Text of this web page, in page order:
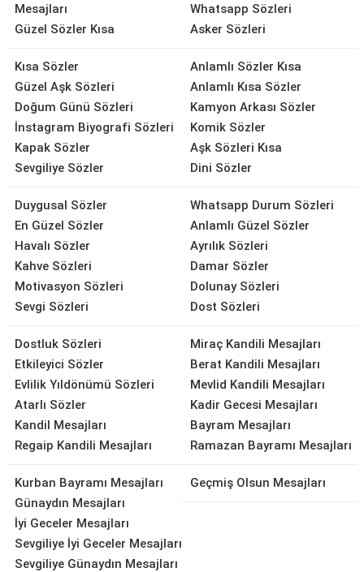
Mesajları
Güzel Sözler Kısa
Whatsapp Sözleri
Asker Sözleri
Kısa Sözler
Güzel Aşk Sözleri
Doğum Günü Sözleri
İnstagram Biyografi Sözleri
Kapak Sözler
Sevgiliye Sözler
Anlamlı Sözler Kısa
Anlamlı Kısa Sözler
Kamyon Arkası Sözler
Komik Sözler
Aşk Sözleri Kısa
Dini Sözler
Duygusal Sözler
En Güzel Sözler
Havalı Sözler
Kahve Sözleri
Motivasyon Sözleri
Sevgi Sözleri
Whatsapp Durum Sözleri
Anlamlı Güzel Sözler
Ayrılık Sözleri
Damar Sözler
Dolunay Sözleri
Dost Sözleri
Dostluk Sözleri
Etkileyici Sözler
Evlilik Yıldönümü Sözleri
Atarlı Sözler
Kandil Mesajları
Regaip Kandili Mesajları
Miraç Kandili Mesajları
Berat Kandili Mesajları
Mevlid Kandili Mesajları
Kadir Gecesi Mesajları
Bayram Mesajları
Ramazan Bayramı Mesajları
Kurban Bayramı Mesajları
Günaydın Mesajları
İyi Geceler Mesajları
Sevgiliye İyi Geceler Mesajları
Sevgiliye Günaydın Mesajları
Geçmiş Olsun Mesajları